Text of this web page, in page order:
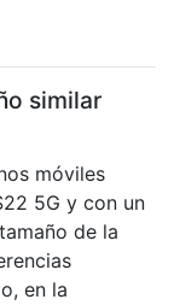
similar
móviles
5G y con un
de la
en la